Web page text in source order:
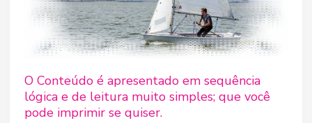
O Conteúdo é apresentado em sequência
lógica e de leitura muito simples; que você
pode imprimir se quiser.